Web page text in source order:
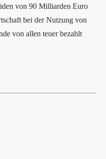
von 90 Mil­li­ar­den Euro
bei der Nut­zung von
von allen teu­er bezahlt